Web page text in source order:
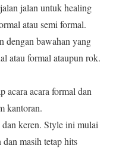
jalan untuk healing
atau semi formal.
dengan bawahan yang
atau formal ataupun rok.
acara acara formal dan
kantoran.
keren. Style ini mulai
masih tetap hits